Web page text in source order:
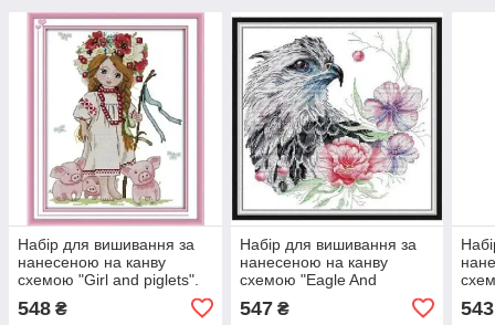
Набір для вишивання за
нанесеною на канву
схемою "Girl and piglets".
AIDA 14CT printed, 26*31
см
548 ₴
Набір для вишивання за
нанесеною на канву
схемою "Eagle And
printed 33*32 см
547₴ 543